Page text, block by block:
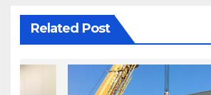
Related Post